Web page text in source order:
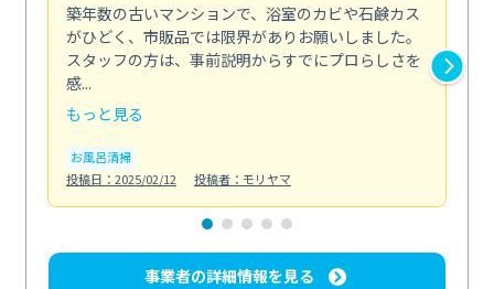
築年数の古いマンションで、浴室のカビや石鹸カス
がひどく、市販品では限界がありお願いしました。
スタッフの方は、事前説明からすでにプロらしさを
感...
もっと見る
お風呂清掃
投稿日：2025/02/12
投稿者：モリヤマ
事業者の詳細情報を見る